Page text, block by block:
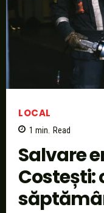
LOCAL
1 min. Read
Salvare
Costești: